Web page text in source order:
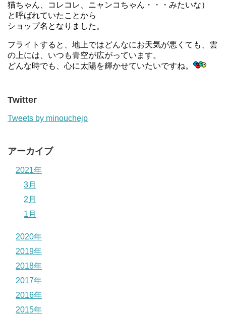
猫ちゃん、コレコレ、ニャンコちゃん・・・みたいな）
と呼ばれていたことから
ショップ名となりました。
フライトすると、地上ではどんなにお天気が悪くても、雲
の上には、いつも青空が広がっています。
どんな時でも、心に太陽を輝かせていたいですね。
Twitter
Tweets by minouchejp
アーカイブ
2021年
3月
2月
1月
2020年
2019年
2018年
2017年
2016年
2015年